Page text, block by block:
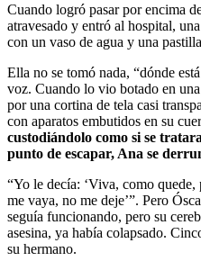
Cuando logró pasar por encima
atravesado y entró al hospital,
con un vaso de agua y una
Ella no se tomó nada, “dónde
voz. Cuando lo vio botado en
por una cortina de tela casi
con aparatos embutidos en su
custodiándolo como si se
punto de escapar, Ana se
“Yo le decía: ‘Viva, como
me vaya, no me deje’”. Pero
seguía funcionando, pero su
asesina, ya había colapsado.
su hermano.